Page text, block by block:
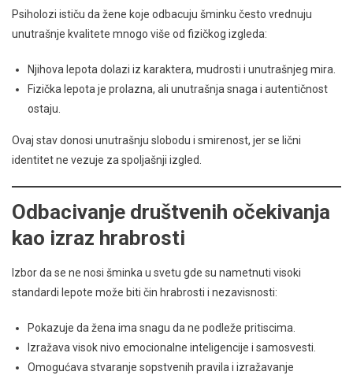
Psiholozi ističu da žene koje odbacuju šminku često vrednuju
unutrašnje kvalitete mnogo više od fizičkog izgleda:
Njihova lepota dolazi iz karaktera, mudrosti i unutrašnjeg mira.
Fizička lepota je prolazna, ali unutrašnja snaga i autentičnost
ostaju.
Ovaj stav donosi unutrašnju slobodu i smirenost, jer se lični
identitet ne vezuje za spoljašnji izgled.
Odbacivanje društvenih očekivanja
kao izraz hrabrosti
Izbor da se ne nosi šminka u svetu gde su nametnuti visoki
standardi lepote može biti čin hrabrosti i nezavisnosti:
Pokazuje da žena ima snagu da ne podleže pritiscima.
Izražava visok nivo emocionalne inteligencije i samosvesti.
Omogućava stvaranje sopstvenih pravila i izražavanje